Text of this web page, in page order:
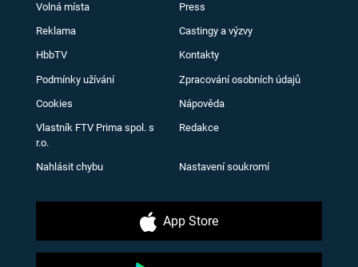
Volná místa Press
Reklama Castingy a výzvy
HbbTV Kontakty
Podmínky užívání Zpracování osobních údajů
Cookies Nápověda
Vlastník FTV Prima spol. s
r.o.
Redakce
Nahlásit chybu Nastavení soukromí
App Store